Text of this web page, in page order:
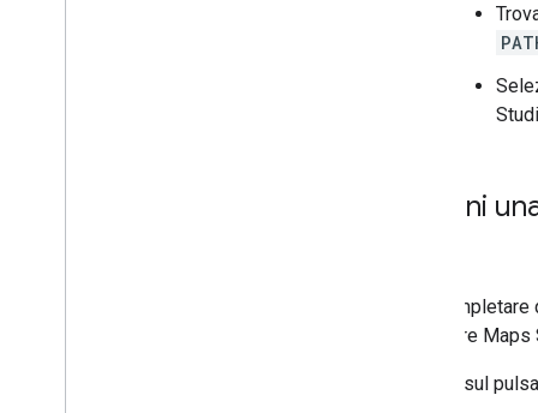
Ottieni
Per
utilizzare
Fai clic sul